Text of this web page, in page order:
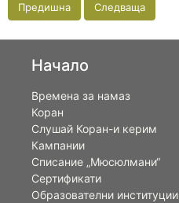
Предишна Следваща
Начало
Времена за намаз
Коран
Слушай Коран-и керим
Кампании
Списание „Мюсюлмани“
Сертификати
Образователни институции